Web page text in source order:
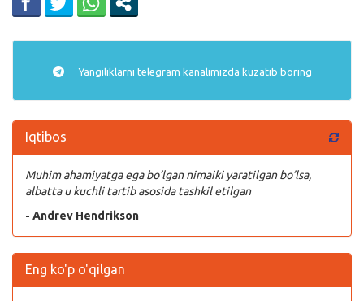
Yangiliklarni telegram kanalimizda kuzatib boring
Iqtibos
Muhim ahamiyatga ega bo’lgan nimaiki yaratilgan bo’lsa,
albatta u kuchli tartib asosida tashkil etilgan
- Andrev Hendrikson
Eng ko'p o'qilgan